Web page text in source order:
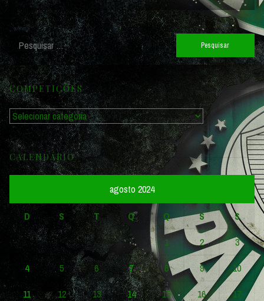
Pesquisar
por:
COMPETIÇÕES
Competições
CALENDÁRIO
agosto 2024
D S T Q Q S
S
1
2
3
4
5 6 7 8 9
10
11
12 13 14 15 16
17